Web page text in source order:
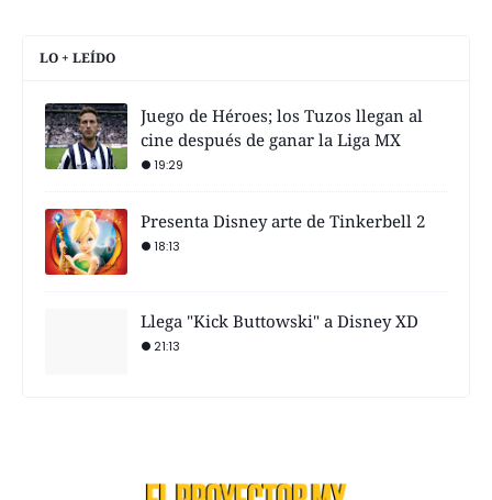
LO + LEÍDO
Juego de Héroes; los Tuzos llegan al
cine después de ganar la Liga MX
19:29
Presenta Disney arte de Tinkerbell 2
18:13
Llega "Kick Buttowski" a Disney XD
21:13